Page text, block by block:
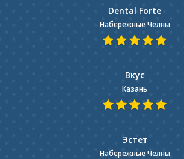
Dental Forte
Набережные Челны
Вкус
Казань
Эстет
Набережные Челны